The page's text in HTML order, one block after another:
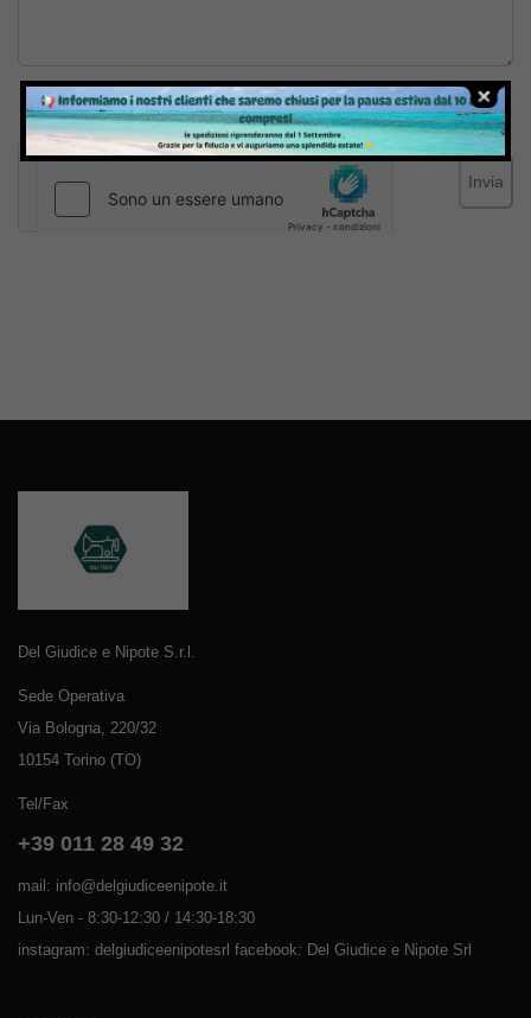
Inviando il messaggio confermo di aver letto e accettato
Termini e condizionidel sito web
Invia
Del Giudice e Nipote S.r.l.
Sede Operativa
Via Bologna, 220/32
10154 Torino (TO)
Tel/Fax
+39 011 28 49 32
mail: info@delgiudiceenipote.it
Lun-Ven - 8:30-12:30 / 14:30-18:30
instagram: delgiudiceenipotesrl facebook: Del Giudice e Nipote Srl